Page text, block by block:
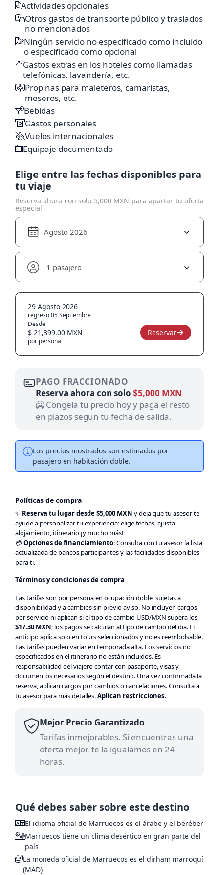
Actividades opcionales
Otros gastos de transporte público y traslados
no mencionados
Ningún servicio no especificado como incluido
o especificado como opcional
Gastos extras en los hoteles como llamadas
telefónicas, lavandería, etc.
Propinas para maleteros, camaristas,
meseros, etc.
Bebidas
Gastos personales
Vuelos internacionales
Equipaje documentado
Elige entre las fechas disponibles para
tu viaje
Reserva ahora con solo 5,000 MXN para apartar tu oferta
especial
Agosto 2026
1 pasajero
29 Agosto 2026
regreso 05 Septiembre
Desde
$ 21,399.00 MXN
por persona
Reservar
PAGO FRACCIONADO
Reserva ahora con solo $5,000 MXN
🥶 Congela tu precio hoy y paga el resto
en plazos segun tu fecha de salida.
Los precios mostrados son estimados por
pasajero en habitación doble.
Políticas de compra
✨ Reserva tu lugar desde $5,000 MXN y deja que tu asesor te
ayude a personalizar tu experiencia: elige fechas, ajusta
alojamiento, itinerario ¡y mucho más!
💳Opciones de financiamiento: Consulta con tu asesor la lista
actualizada de bancos participantes y las facilidades disponibles
para ti.
Términos y condiciones de compra
Las tarifas son por persona en ocupación doble, sujetas a
disponibilidad y a cambios sin previo aviso. No incluyen cargos
por servicio ni aplican si el tipo de cambio USD/MXN supera los
$17.30 MXN; los pagos se calculan al tipo de cambio del día. El
anticipo aplica solo en tours seleccionados y no es reembolsable.
Las tarifas pueden variar en temporada alta. Los servicios no
especificados en el itinerario no están incluidos. Es
responsabilidad del viajero contar con pasaporte, visas y
documentos necesarios según el destino. Una vez confirmada la
reserva, aplican cargos por cambios o cancelaciones. Consulta a
tu asesor para más detalles.Aplican restricciones.
Mejor Precio Garantizado
Tarifas inmejorables. Si encuentras una
oferta mejor, te la igualamos en 24
horas.
Qué debes saber sobre este destino
El idioma oficial de Marruecos es el árabe y el beréber
Marruecos tiene un clima desértico en gran parte del
país
La moneda oficial de Marruecos es el dirham marroquí
(MAD)